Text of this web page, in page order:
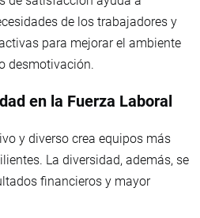
de los trabajadores y
para mejorar el ambiente
desmotivación.
en la Fuerza Laboral
y diverso crea equipos más
La diversidad, además, se
financieros y mayor